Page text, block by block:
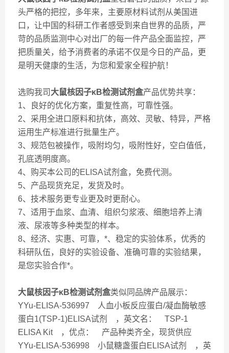
头严格的把控，多年来，主要原材料试剂从美国进
口，让中国的科研工作者感受到来自世界的品质，严
苛的品质监测中心对出厂的每一件产品全面监控，严
把质量关，给予消费者的承诺不仅是今日的产品，更
是明天健康的生活，为您和爱家全程护航！
选购我司 大鼠核因子κB检测试剂盒产品优势共享：
1、良好的优化方案，重复性高，可靠性强。
2、采用全进口原料和抗体，高效、灵敏、特异，严格
运用生产标准进行批量生产。
3、规范包被操作，吸附均匀，吸附性好，空白值低，
孔底透明度高。
4、购买本公司的ELISA试剂盒，免费代测。
5、产品现货充足，发货及时。
6、技术服务更专业更及时更耐心。
7、适用于血浆、血清、组织匀浆液、细胞培养上清
液、尿液等多种类型的样本。
8、经济、实惠、可靠，*、稳定的实验体系，优秀的
科研队伍，良好的实验设备、准确可靠的实验结果，
是您实验合作*。
大鼠核因子κB检测试剂盒类似同品牌产品展示：
YYu-ELISA-536997 人血小板反应蛋白/凝血酶敏感
蛋白1(TSP-1)ELISA试剂 ，英文名： TSP-1
ELISA Kit ，优点： 产品种类齐全，现货供应
YYu-ELISA-536998 小鼠糖盏蛋白ELISA试剂 ，英